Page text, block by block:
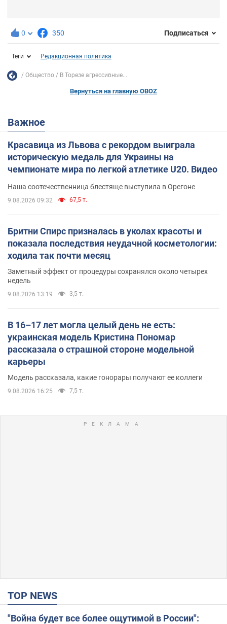
0 350 Подписаться
Теги Редакционная политика
Общество В Торезе агрессивные...
Вернуться на главную OBOZ
Важное
Красавица из Львова с рекордом выиграла
историческую медаль для Украины на
чемпионате мира по легкой атлетике U20. Видео
Наша соотечественница блестяще выступила в Орегоне
9.08.2026 09:32 67,5 т.
Бритни Спирс призналась в уколах красоты и
показала последствия неудачной косметологии:
ходила так почти месяц
Заметный эффект от процедуры сохранялся около четырех
недель
9.08.2026 13:19 3,5 т.
В 16–17 лет могла целый день не есть:
украинская модель Кристина Пономар
рассказала о страшной стороне модельной
карьеры
Модель рассказала, какие гонорары получают ее коллеги
9.08.2026 16:25 7,5 т.
TOP NEWS
"Война будет все более ощутимой в России":